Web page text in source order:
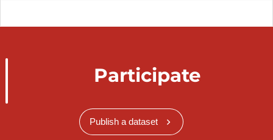
Participate
Publish a dataset